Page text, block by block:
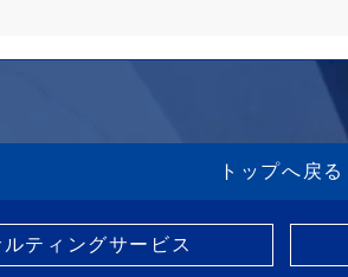
トップへ戻る
ルティングサービス